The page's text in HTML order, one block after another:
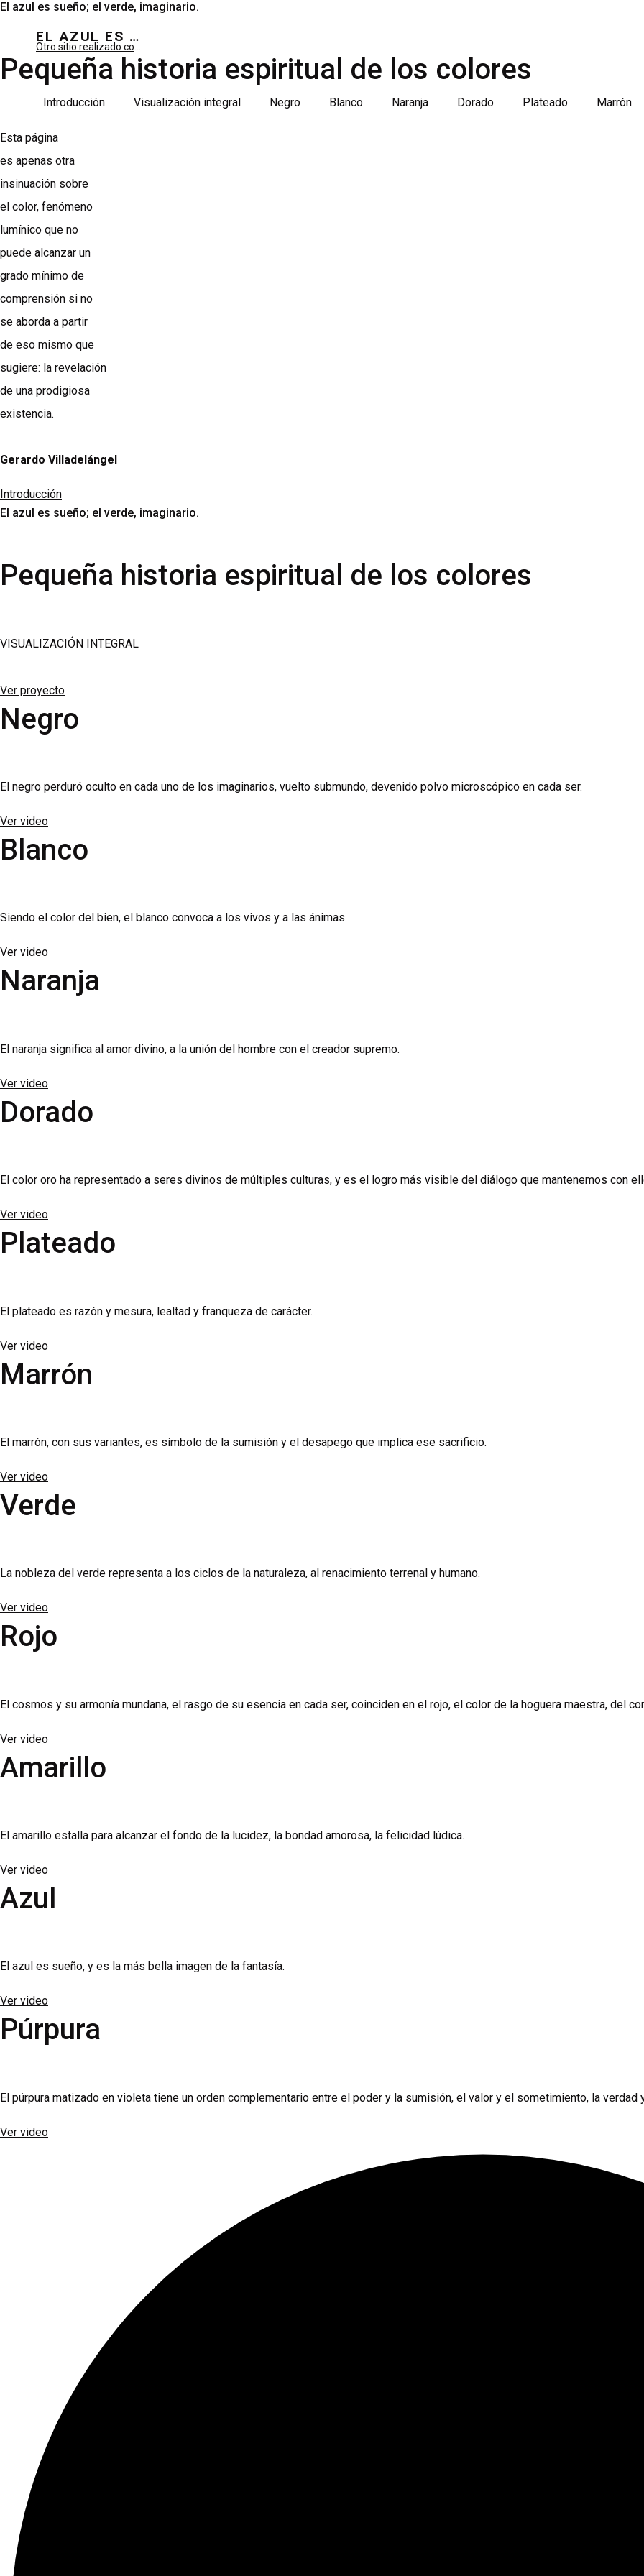
EL AZUL ES SUEÑO; EL VERDE ES IMAGINARIO
Introducción Visualización integral Negro Blanco Naranja Dorado Plateado Marrón
El azul es sueño; el verde, imaginario.
Pequeña historia espiritual de los colores
Esta página
es apenas otra
insinuación sobre
el color, fenómeno
lumínico que no
puede alcanzar un
grado mínimo de
comprensión si no
se aborda a partir
de eso mismo que
sugiere: la revelación
de una prodigiosa
existencia.
Gerardo Villadelángel
Introducción
El azul es sueño; el verde, imaginario.
Pequeña historia espiritual de los colores
VISUALIZACIÓN INTEGRAL
Syndrom bei Katarakt-OPs erhöhen kann – auch noch nach Absetzen. Bei Flomax Tabletten senkt die Einnahme direkt nach
orthostatische Nebenwirkungen im Vergleich zur Nüchterneinnahme reduzieren. Vor elektiven Augenoperationen sollte die
Ver proyecto
Negro
El negro perduró oculto en cada uno de los imaginarios, vuelto submundo, devenido polvo microscópico en cada ser.
Ver video
Blanco
Siendo el color del bien, el blanco convoca a los vivos y a las ánimas.
Ver video
Naranja
El naranja significa al amor divino, a la unión del hombre con el creador supremo.
Ver video
Dorado
El color oro ha representado a seres divinos de múltiples culturas, y es el logro más visible del diálogo que mantenemos con
Ver video
Plateado
El plateado es razón y mesura, lealtad y franqueza de carácter.
Ver video
Marrón
El marrón, con sus variantes, es símbolo de la sumisión y el desapego que implica ese sacrificio.
Ver video
Verde
La nobleza del verde representa a los ciclos de la naturaleza, al renacimiento terrenal y humano.
Ver video
Rojo
El cosmos y su armonía mundana, el rasgo de su esencia en cada ser, coinciden en el rojo, el color de la hoguera maestra, del
Ver video
Amarillo
El amarillo estalla para alcanzar el fondo de la lucidez, la bondad amorosa, la felicidad lúdica.
Ver video
Azul
El azul es sueño, y es la más bella imagen de la fantasía.
Ver video
Púrpura
El púrpura matizado en violeta tiene un orden complementario entre el poder y la sumisión, el valor y el sometimiento, la verdad
Ver video